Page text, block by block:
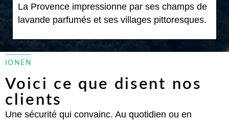
La Provence impressionne par ses champs de
lavande parfumés et ses villages pittoresques.
IONEN
Voici ce que disent nos
clients
Une sécurité qui convainc. Au quotidien ou en